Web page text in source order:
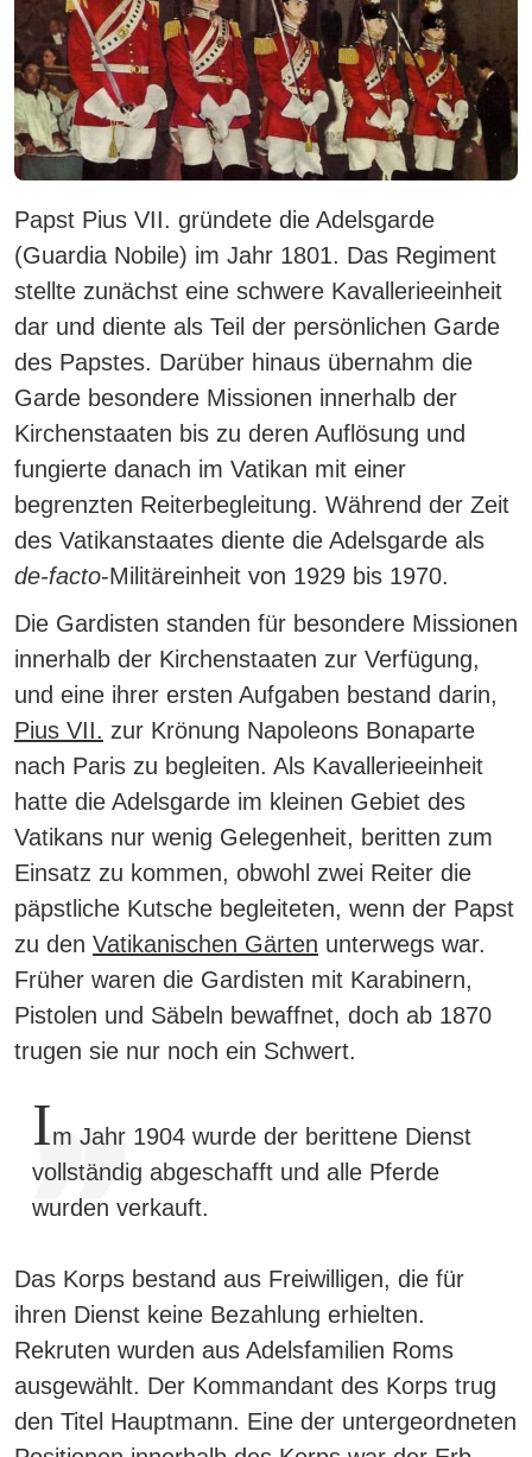
Papst Pius VII. gründete die Adelsgarde
(Guardia Nobile) im Jahr 1801. Das Regiment
stellte zunächst eine schwere Kavallerieeinheit
dar und diente als Teil der persönlichen Garde
des Papstes. Darüber hinaus übernahm die
Garde besondere Missionen innerhalb der
Kirchenstaaten bis zu deren Auflösung und
fungierte danach im Vatikan mit einer
begrenzten Reiterbegleitung. Während der Zeit
des Vatikanstaates diente die Adelsgarde als
de-facto-Militäreinheit von 1929 bis 1970.
Die Gardisten standen für besondere Missionen
innerhalb der Kirchenstaaten zur Verfügung,
und eine ihrer ersten Aufgaben bestand darin,
Pius VII. zur Krönung Napoleons Bonaparte
nach Paris zu begleiten. Als Kavallerieeinheit
hatte die Adelsgarde im kleinen Gebiet des
Vatikans nur wenig Gelegenheit, beritten zum
Einsatz zu kommen, obwohl zwei Reiter die
päpstliche Kutsche begleiteten, wenn der Papst
zu den Vatikanischen Gärten unterwegs war.
Früher waren die Gardisten mit Karabinern,
Pistolen und Säbeln bewaffnet, doch ab 1870
trugen sie nur noch ein Schwert.
Im Jahr 1904 wurde der berittene Dienst
vollständig abgeschafft und alle Pferde
wurden verkauft.
Das Korps bestand aus Freiwilligen, die für
ihren Dienst keine Bezahlung erhielten.
Rekruten wurden aus Adelsfamilien Roms
ausgewählt. Der Kommandant des Korps trug
den Titel Hauptmann. Eine der untergeordneten